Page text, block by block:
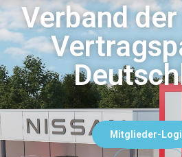
Verband
Mitglieder-